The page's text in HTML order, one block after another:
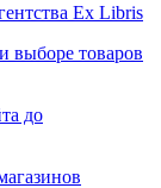
Ex Libris
выборе товаров
до